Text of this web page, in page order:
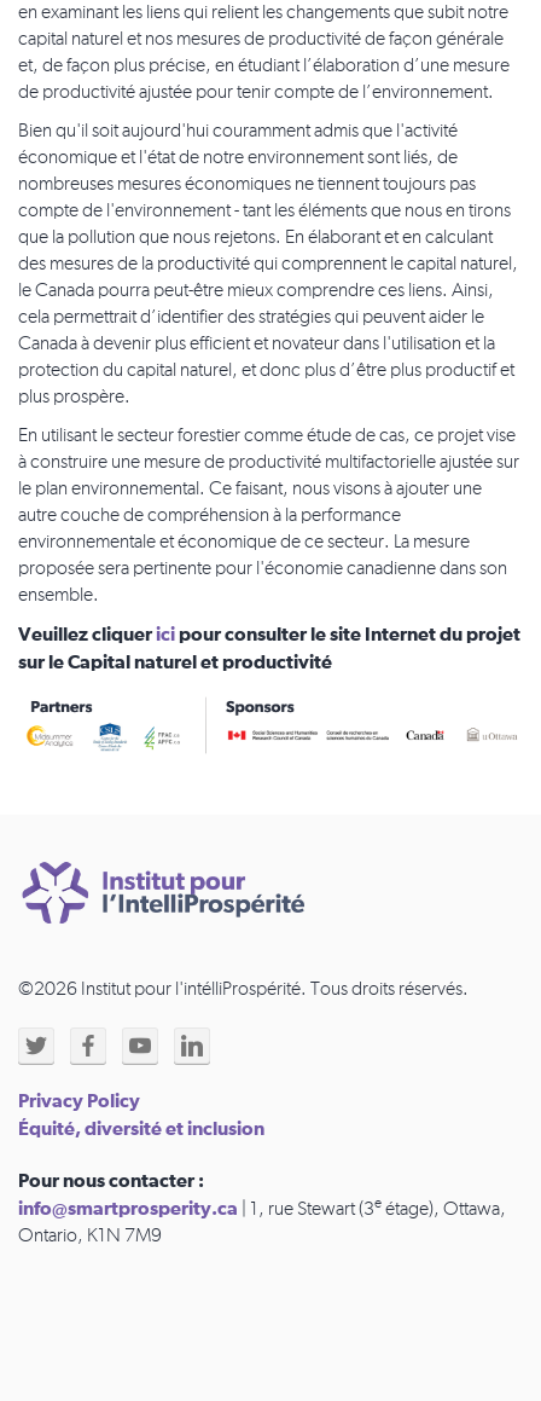
en examinant les liens qui relient les changements que subit notre
capital naturel et nos mesures de productivité de façon générale
et, de façon plus précise, en étudiant l’élaboration d’une mesure
de productivité ajustée pour tenir compte de l’environnement.
Bien qu'il soit aujourd'hui couramment admis que l'activité
économique et l'état de notre environnement sont liés, de
nombreuses mesures économiques ne tiennent toujours pas
compte de l'environnement - tant les éléments que nous en tirons
que la pollution que nous rejetons. En élaborant et en calculant
des mesures de la productivité qui comprennent le capital naturel,
le Canada pourra peut-être mieux comprendre ces liens. Ainsi,
cela permettrait d’identifier des stratégies qui peuvent aider le
Canada à devenir plus efficient et novateur dans l'utilisation et la
protection du capital naturel, et donc plus d’être plus productif et
plus prospère.
En utilisant le secteur forestier comme étude de cas, ce projet vise
à construire une mesure de productivité multifactorielle ajustée sur
le plan environnemental. Ce faisant, nous visons à ajouter une
autre couche de compréhension à la performance
environnementale et économique de ce secteur. La mesure
proposée sera pertinente pour l'économie canadienne dans son
ensemble.
Veuillez cliquericipour consulter le site Internet du projet
sur le Capital naturel et productivité
©2026 Institut pour l'intélliProspérité. Tous droits réservés.
Privacy Policy
Équité, diversité et inclusion
Pour nous contacter :
info@smartprosperity.ca | 1, rue Stewart (3e étage), Ottawa,
Ontario, K1N 7M9